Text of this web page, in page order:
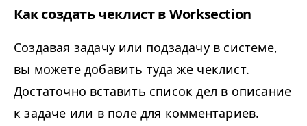
Как создать чеклист в Worksection
Создавая задачу или подзадачу в системе,
вы можете добавить туда же чеклист.
Достаточно вставить список дел в описание
к задаче или в поле для комментариев.